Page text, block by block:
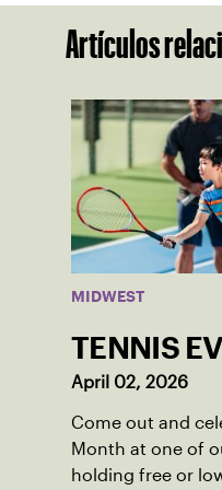
Artículos
MIDWEST
TENNIS
April 02, 2026
Come out and
Month at one of
holding free or